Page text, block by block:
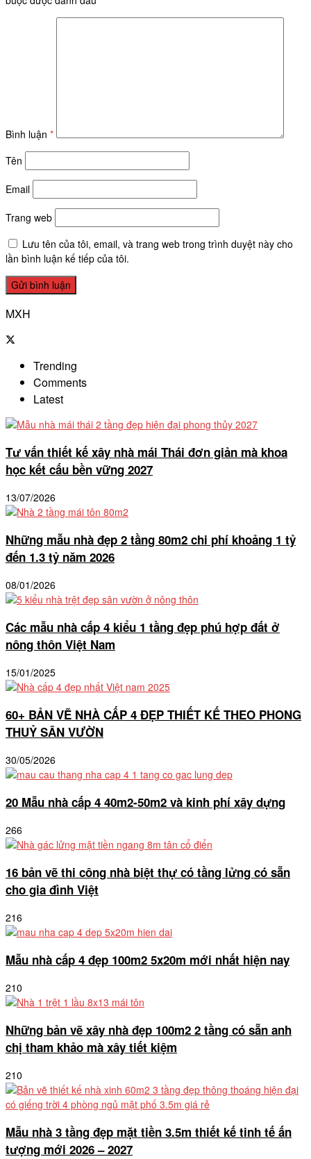
Bình luận *
Tên
Email
Trang web
Lưu tên của tôi, email, và trang web trong trình duyệt này cho
lần bình luận kế tiếp của tôi.
MXH
Trending
Comments
Latest
Tư vấn thiết kế xây nhà mái Thái đơn giản mà khoa
học kết cấu bền vững 2027
13/07/2026
Những mẫu nhà đẹp 2 tầng 80m2 chi phí khoảng 1 tỷ
đến 1.3 tỷ năm 2026
08/01/2026
Các mẫu nhà cấp 4 kiểu 1 tầng đẹp phú hợp đất ở
nông thôn Việt Nam
15/01/2025
60+ BẢN VẼ NHÀ CẤP 4 ĐẸP THIẾT KẾ THEO PHONG
THUỶ SÂN VƯỜN
30/05/2026
20 Mẫu nhà cấp 4 40m2-50m2 và kinh phí xây dựng
266
16 bản vẽ thi công nhà biệt thự có tầng lửng có sẵn
cho gia đình Việt
216
Mẫu nhà cấp 4 đẹp 100m2 5x20m mới nhất hiện nay
210
Những bản vẽ xây nhà đẹp 100m2 2 tầng có sẵn anh
chị tham khảo mà xây tiết kiệm
210
Mẫu nhà 3 tầng đẹp mặt tiền 3.5m thiết kế tinh tế ấn
tượng mới 2026 – 2027